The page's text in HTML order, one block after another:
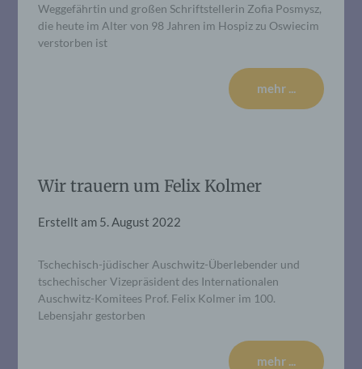
Weggefährtin und großen Schriftstellerin Zofia Posmysz,
die heute im Alter von 98 Jahren im Hospiz zu Oswiecim
verstorben ist
mehr ...
Wir trauern um Felix Kolmer
Erstellt am 5. August 2022
Tschechisch-jüdischer Auschwitz-Überlebender und
tschechischer Vizepräsident des Internationalen
Auschwitz-Komitees Prof. Felix Kolmer im 100.
Lebensjahr gestorben
mehr ...